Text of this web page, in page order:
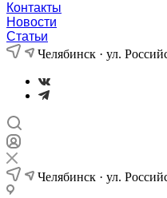
Контакты
Новости
Статьи
Челябинск · ул.
Челябинск · ул.